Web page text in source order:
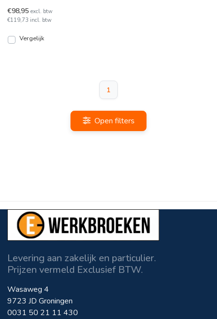
Zeer lichte jas met d
€98,95 excl. btw
€119,73 incl. btw
Vergelijk
1
Open filters
Levering aan zakelijk en particulier.
Prijzen vermeld Exclusief BTW.
Wasaweg 4
9723 JD Groningen
0031 50 21 11 430